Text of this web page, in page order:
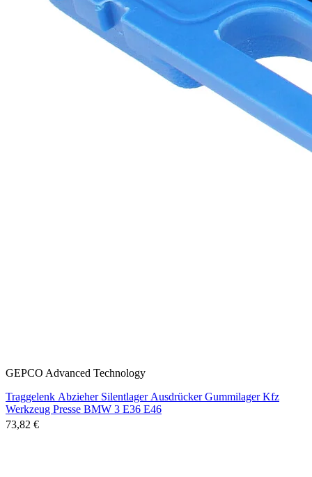
GEPCO Advanced Technology
Traggelenk Abzieher Silentlager Ausdrücker Gummilager Kfz
Werkzeug Presse BMW 3 E36 E46
73,82 €